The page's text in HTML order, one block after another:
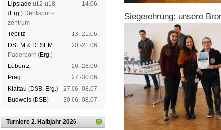
Lipsiade u12-u18
(Erg.) Denk­sport­
zen­trum
14.06.
Tep­litz
13.-21.06.
DSEM & DFSEM
Pader­born (Erg.)
20.-21.06.
Lö­be­ritz
26.-28.06.
Prag
27.-30.06.
Klat­tau (DSB, Erg.)
27.06.-08.07.
Bud­weis (DSB) 30.06.-08.07.
Turniere 2. Halbjahr 2026
Siegerehrung: unsere